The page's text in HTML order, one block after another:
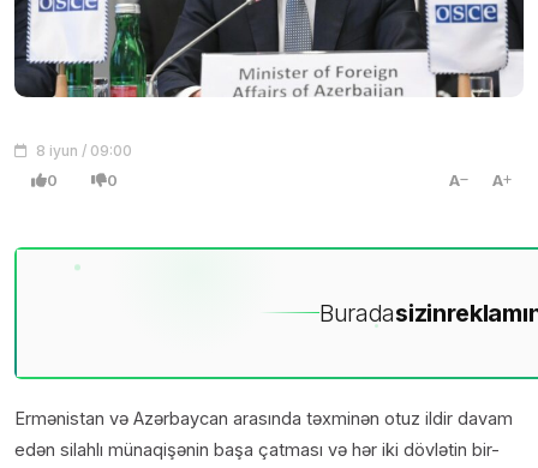
8 iyun / 09:00
0 0 A A
Buradasizin
Ermənistan və Azərbaycan arasında təxminən otuz ildir davam
edən silahlı münaqişənin başa çatması və hər iki dövlətin bir-